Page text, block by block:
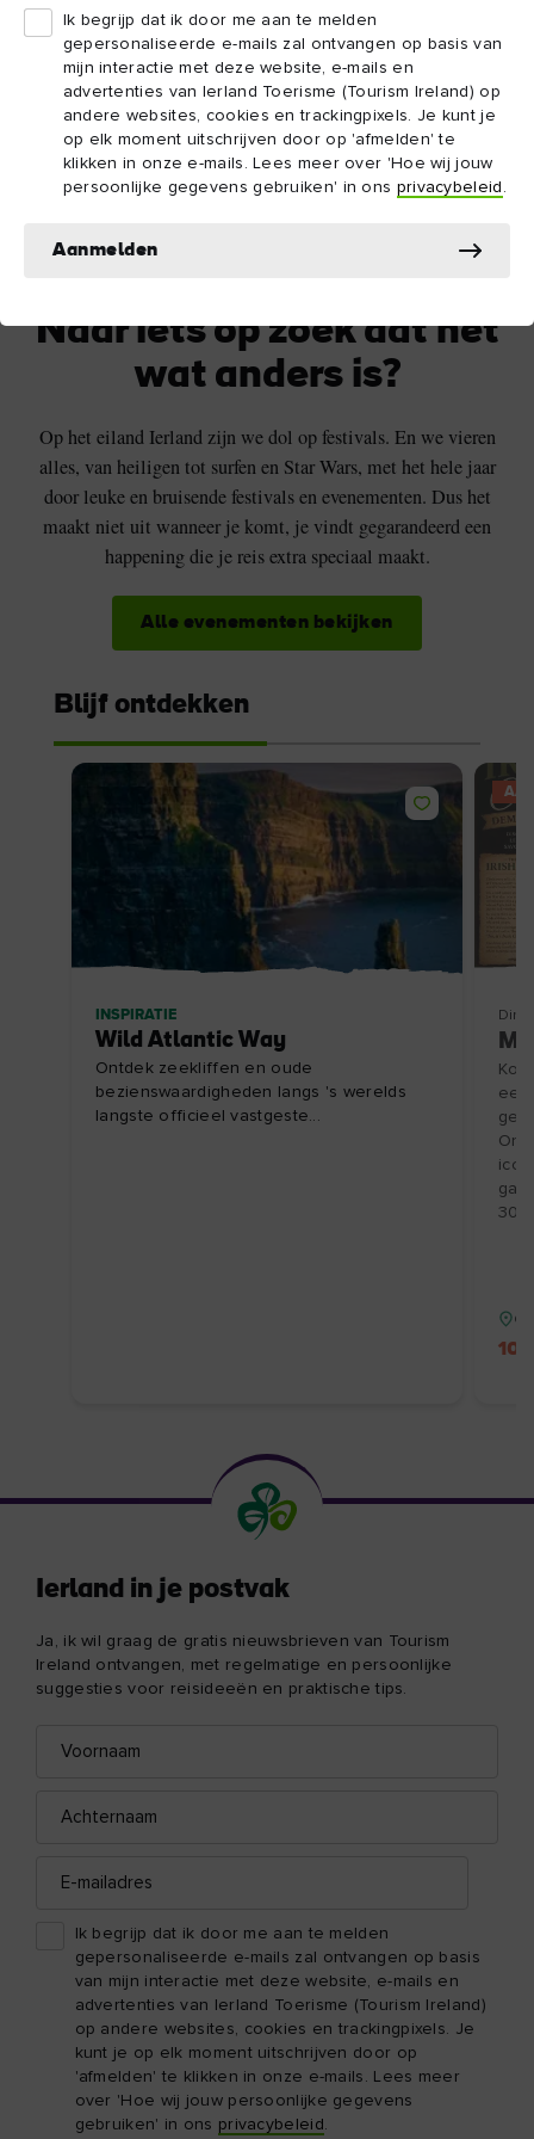
Ik begrijp dat ik door me aan te melden
gepersonaliseerde e-mails zal ontvangen op basis van
mijn interactie met deze website, e-mails en
advertenties van Ierland Toerisme (Tourism Ireland) op
andere websites, cookies en trackingpixels. Je kunt je
op elk moment uitschrijven door op 'afmelden' te
klikken in onze e-mails. Lees meer over 'Hoe wij jouw
persoonlijke gegevens gebruiken' in ons privacybeleid
Aanmelden
North West 200
Naar iets op zoek dat net
wat anders is?
Op het eiland Ierland zijn we dol op festivals. En we vieren
alles, van heiligen tot surfen en Star Wars, met het hele jaar
door leuke en bruisende festivals en evenementen. Dus het
maakt niet uit wanneer je komt, je vindt gegarandeerd een
happening die je reis extra speciaal maakt.
Alle evenementen bekijken
Blijf ontdekken
INSPIRATIE
Wild Atlantic Way
Ontdek zeekliffen en oude
bezienswaardigheden langs 's werelds
langste officieel vastgeste...
een
30/
Ierland in je postvak
Ja, ik wil graag de gratis nieuwsbrieven van Tourism
Ireland ontvangen, met regelmatige en persoonlijke
suggesties voor reisideeën en praktische tips.
mailadres
mailadres
Ik begrijp dat ik door me aan te melden
gepersonaliseerde e-mails zal ontvangen op basis
van mijn interactie met deze website, e-mails en
advertenties van Ierland Toerisme (Tourism Ireland)
op andere websites, cookies en trackingpixels. Je
kunt je op elk moment uitschrijven door op
'afmelden' te klikken in onze e-mails. Lees meer
over 'Hoe wij jouw persoonlijke gegevens
gebruiken' in ons privacybeleid .